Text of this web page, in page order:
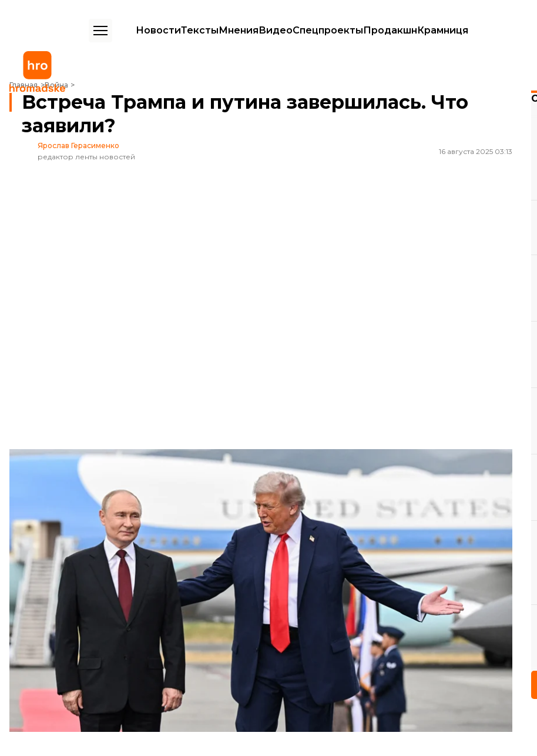
НовостиТекстыМненияВидеоСпецпроектыПродакшнКрамниця
Главная Война
Встреча Трампа и путина завершилась. Что заявили?
Встреча Трампа и путина завершилась. Что
заявили?
Ярослав Герасименко
редактор ленты новостей
16 августа 2025 03:13
Президент США Дональд Трамп и глава рф владимир путин позируют для фотографий на военной базе Эльмендорф - Ричардсон, 15
августа 2025 года
SERGEY BOBYLEV / POOL / AFP via Getty Images
Переговоры между президентом Дональдом Трампом и главой рф владимиром путиным
с участием министров иностранных дел обеих стран и помощников завершились.
Об этомизвестно
из трансляции Associated Press.
Встреча за закрытыми дверями в формате «три на три» длилась почти три часа, пока в 1:13 кремль
не объявил о завершении переговоров. После этого журналистов пригласили пройти в зал для
пресс-конференций.
Первым выступление начал путин. Он поблагодарил за приглашение, отметив, что хоть россия
и США разделены океаном, но они «очень близкие соседи».